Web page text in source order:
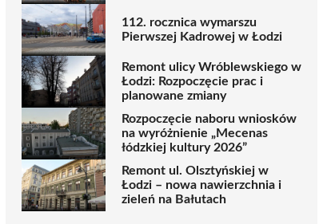
112. rocznica wymarszu
Pierwszej Kadrowej w Łodzi
Remont ulicy Wróblewskiego w
Łodzi: Rozpoczęcie prac i
planowane zmiany
Rozpoczęcie naboru wniosków
na wyróżnienie „Mecenas
łódzkiej kultury 2026”
Remont ul. Olsztyńskiej w
Łodzi – nowa nawierzchnia i
zieleń na Bałutach